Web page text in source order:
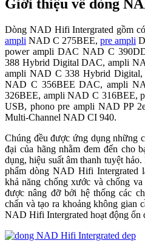
Giới thiệu về dòng
Dòng NAD Hifi Intergrated gồm
ampli NAD C 275BEE, pre ampli
power ampli DAC NAD C
388 Hybrid Digital DAC, ampli
ampli NAD C 338 Hybrid
NAD C 356BEE DAC, ampli
326BEE, ampli NAD C 316BEE,
USB, phono pre ampli NAD PP
Multi-Channel NAD CI 940.
Chúng đều được ứng dụng những
đại của hãng nhằm đem đến cho
dụng, hiệu suất âm thanh tuyệt
phẩm dòng NAD Hifi Intergrated
khả năng chống xước và chống
được nâng đỡ bởi hệ thống các
chấn và tạo ra khoảng không gian
NAD Hifi Intergrated hoạt động ổn